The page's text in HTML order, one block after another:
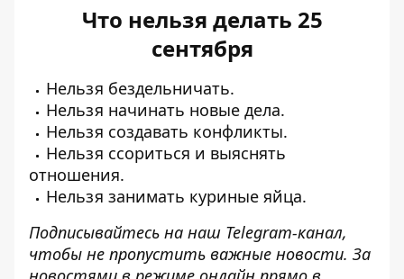
Что нельзя делать 25
сентября
Нельзя бездельничать.
Нельзя начинать новые дела.
Нельзя создавать конфликты.
Нельзя ссориться и выяснять
отношения.
Нельзя занимать куриные яйца.
Подписывайтесь на наш Telegram-канал,
чтобы не пропустить важные новости. За